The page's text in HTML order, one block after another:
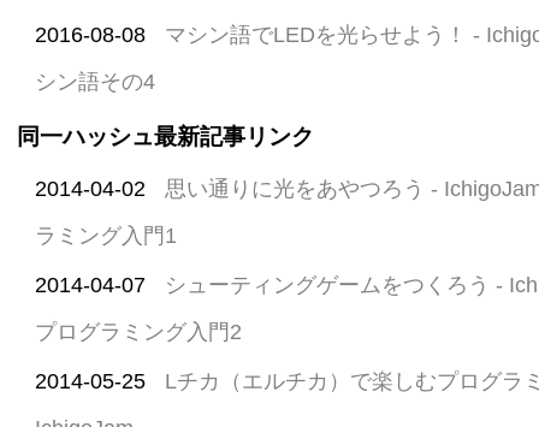
2016-08-08
マシン語でLEDを光らせよう！ -
シン語その4
同一ハッシュ最新記事リンク
2014-04-02
思い通りに光をあやつろう -
ラミング入門1
2014-04-07
シューティングゲームをつくろう -
プログラミング入門2
2014-05-25
Lチカ（エルチカ）で楽しむプログラ